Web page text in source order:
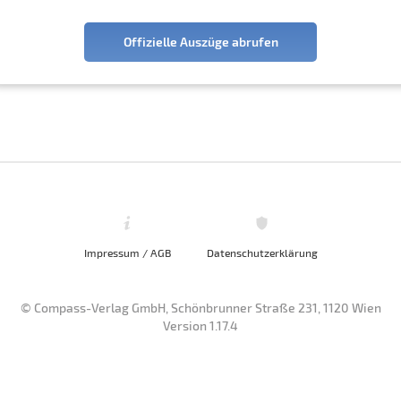
Offizielle Auszüge abrufen
Impressum / AGB Datenschutzerklärung
© Compass-Verlag GmbH, Schönbrunner Straße 231, 1120 Wien
Version 1.17.4